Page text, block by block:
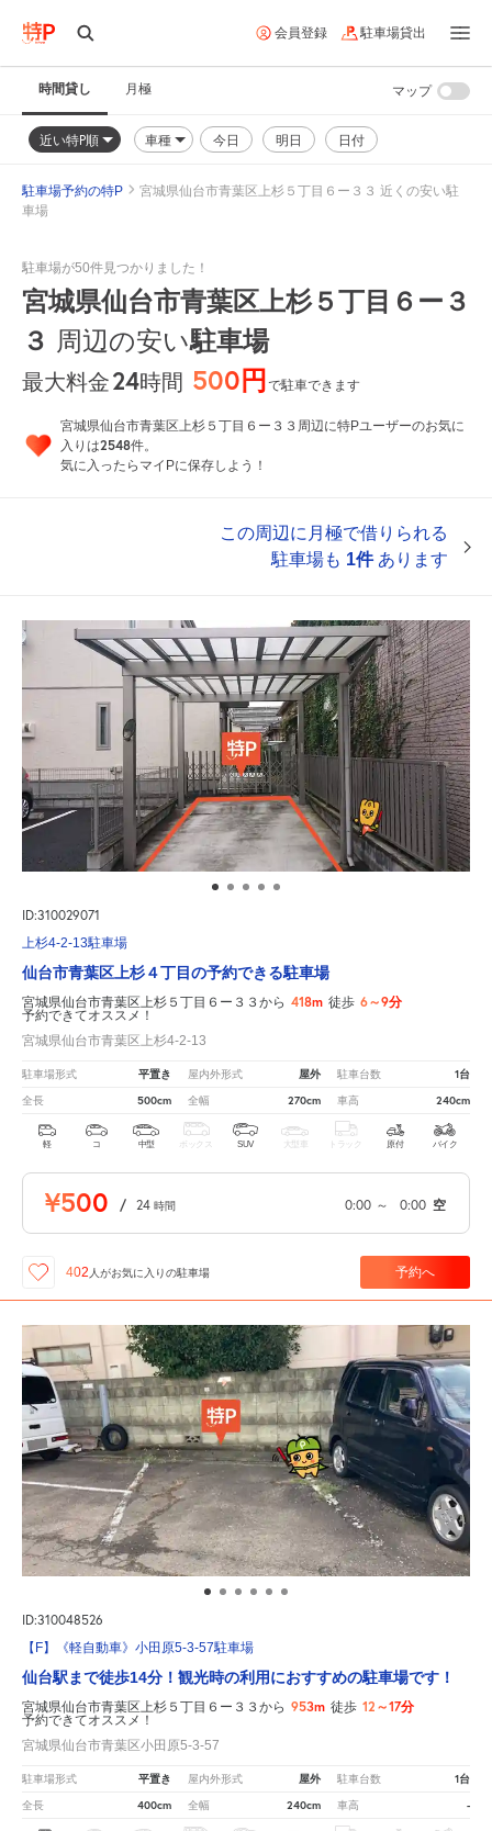
会員登録 駐車場貸出
時間貸し 月極
近い特P順 車種 今日 明日 日付
マップ
駐車場予約の特P
宮城県仙台市青葉区上杉５丁目６ー３３ 近くの安い駐
車場
駐車場が50件見つかりました！
宮城県仙台市青葉区上杉５丁目６ー３
３ 周辺の安い駐車場
最大料金24時間 500円で駐車できます
宮城県仙台市青葉区上杉５丁目６ー３３周辺に特Pユーザーのお気に
入りは2548件。
気に入ったらマイPに保存しよう！
この周辺に月極で借りられる
駐車場も 1件あります
ID:310029071
上杉4-2-13駐車場
仙台市青葉区上杉４丁目の予約できる駐車場
宮城県仙台市青葉区上杉５丁目６ー３３から 418m 徒歩 6～9分
予約できてオススメ！
宮城県仙台市青葉区上杉4-2-13
駐車場形式 平置き 屋内外形式 屋外 駐車台数 1台
全長 500cm 全幅 270cm 車高 240cm
軽 コ 中型 ボックス SUV 大型車 トラック 原付 バイク
¥500 / 24 時間 0:00 ～ 0:00 空
402 人がお気に入りの駐車場 予約へ
ID:310048526
【F】《軽自動車》小田原5-3-57駐車場
仙台駅まで徒歩14分！観光時の利用におすすめの駐車場です！
宮城県仙台市青葉区上杉５丁目６ー３３から 953m 徒歩 12～17分
予約できてオススメ！
宮城県仙台市青葉区小田原5-3-57
駐車場形式 平置き 屋内外形式 屋外 駐車台数 1台
全長 400cm 全幅 240cm 車高 -